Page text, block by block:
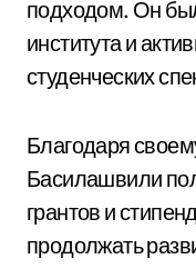
подходом. Он
института и
студенческих
Благодаря
Басилашвили
грантов и
продолжать